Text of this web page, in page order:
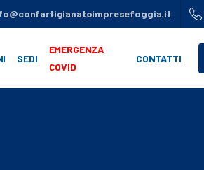
SEDI
EMERGENZA
COVID
CONTATTI